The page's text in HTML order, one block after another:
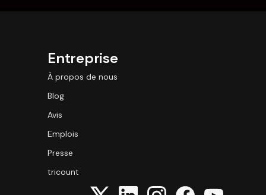
Entreprise
À propos de nous
Blog
Avis
Emplois
Presse
tricount